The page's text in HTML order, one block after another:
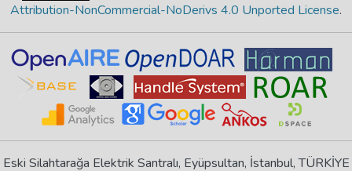
Attribution-NonCommercial-NoDerivs 4.0 Unported License.
Eski Silahtarağa Elektrik Santralı, Eyüpsultan, İstanbul, TÜRKİYE